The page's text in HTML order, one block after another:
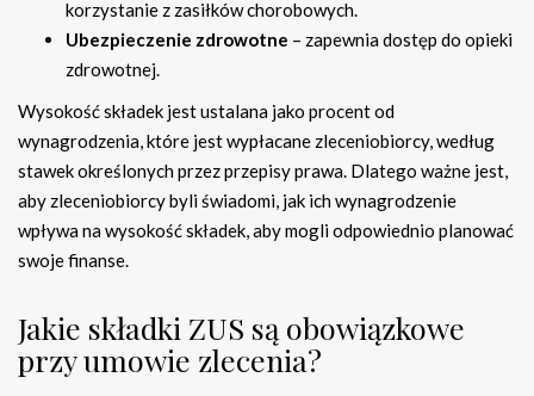
korzystanie z zasiłków chorobowych.
Ubezpieczenie zdrowotne – zapewnia dostęp do opieki
zdrowotnej.
Wysokość składek jest ustalana jako procent od
wynagrodzenia, które jest wypłacane zleceniobiorcy, według
stawek określonych przez przepisy prawa. Dlatego ważne jest,
aby zleceniobiorcy byli świadomi, jak ich wynagrodzenie
wpływa na wysokość składek, aby mogli odpowiednio planować
swoje finanse.
Jakie składki ZUS są obowiązkowe
przy umowie zlecenia?